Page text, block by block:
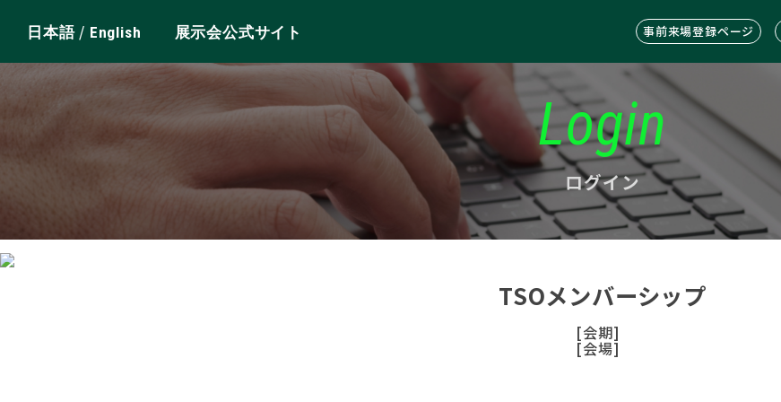
日本語/ English 展示会公式サイト 事前来場登録ページ
Login
ログイン
TSOメンバーシップ
[会期]
[会場]